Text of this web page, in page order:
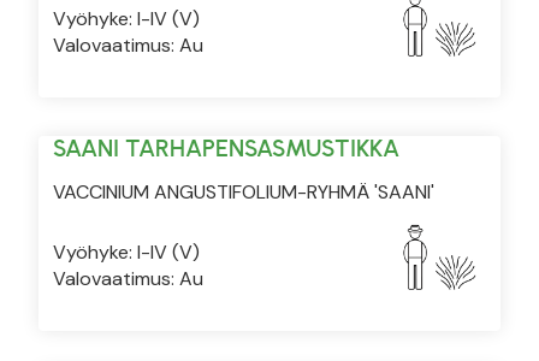
Vyöhyke: I-IV (V)
Valovaatimus: Au
SAANI TARHAPENSASMUSTIKKA
VACCINIUM ANGUSTIFOLIUM-RYHMÄ 'SAANI'
Vyöhyke: I-IV (V)
Valovaatimus: Au